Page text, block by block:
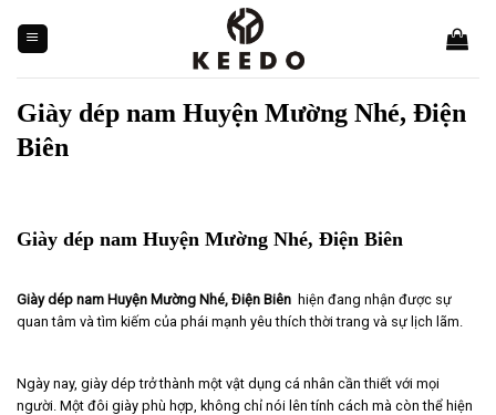
content
Giày dép nam Huyện Mường Nhé, Điện
Biên
Giày dép nam Huyện Mường Nhé, Điện Biên
Giày dép nam Huyện Mường Nhé, Điện Biên hiện đang nhận được sự
quan tâm và tìm kiếm của phái mạnh yêu thích thời trang và sự lịch lãm.
Ngày nay, giày dép trở thành một vật dụng cá nhân cần thiết với mọi
người. Một đôi giày phù hợp, không chỉ nói lên tính cách mà còn thể hiện